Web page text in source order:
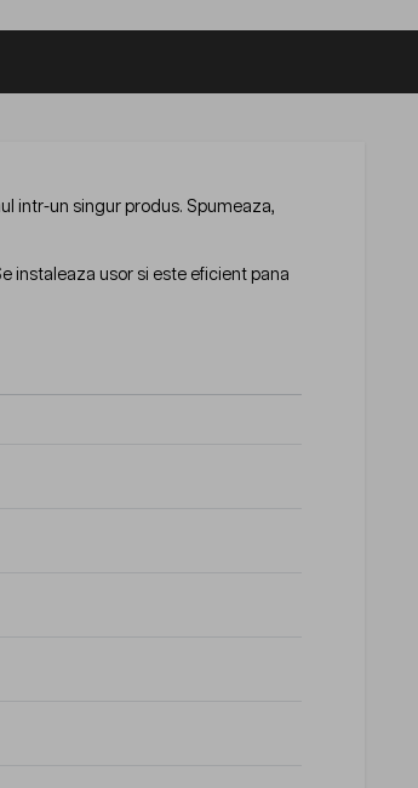
intr-un singur produs. Spumeaza,
instaleaza usor si este eficient pana